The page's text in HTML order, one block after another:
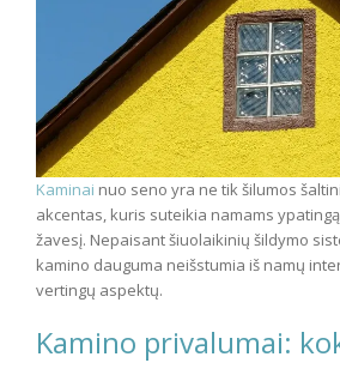
Kaminai nuo seno yra ne tik šilumos
akcentas, kuris suteikia namams
žavesį. Nepaisant šiuolaikinių šildymo
kamino dauguma neišstumia iš namų
vertingų aspektų.
Kamino privalumai: